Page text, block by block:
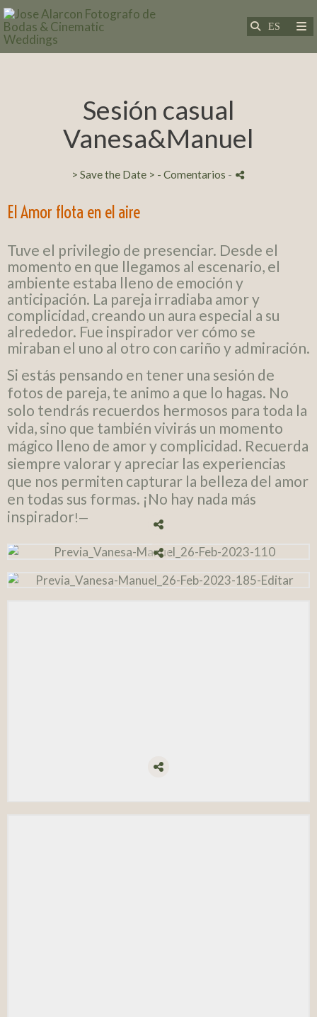
Sesión casual
Vanesa&Manuel
> Save the Date > - Comentarios -
El Amor flota en el aire
Tuve el privilegio de presenciar. Desde el
momento en que llegamos al escenario, el
ambiente estaba lleno de emoción y
anticipación. La pareja irradiaba amor y
complicidad, creando un aura especial a su
alrededor. Fue inspirador ver cómo se
miraban el uno al otro con cariño y admiración.
Si estás pensando en tener una sesión de
fotos de pareja, te animo a que lo hagas. No
solo tendrás recuerdos hermosos para toda la
vida, sino que también vivirás un momento
mágico lleno de amor y complicidad. Recuerda
siempre valorar y apreciar las experiencias
que nos permiten capturar la belleza del amor
en todas sus formas. ¡No hay nada más
inspirador!—